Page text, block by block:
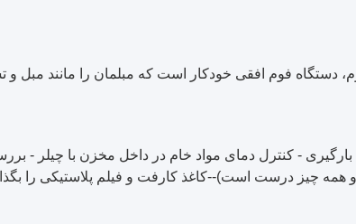
فوم افقی خودکار است که مبلمان را مانند مبل و تشک فوم می
- کنترل دمای مواد خام در داخل مخزن با چیلر -
چیز درست است)--کاغذ کارفت و فیلم پلاستیکی را